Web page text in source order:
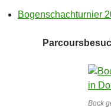
Bogenschachturnier
Bock